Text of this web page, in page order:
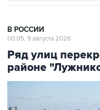
В РОССИИ
00:05, 9 августа 2026
Ряд улиц
районе